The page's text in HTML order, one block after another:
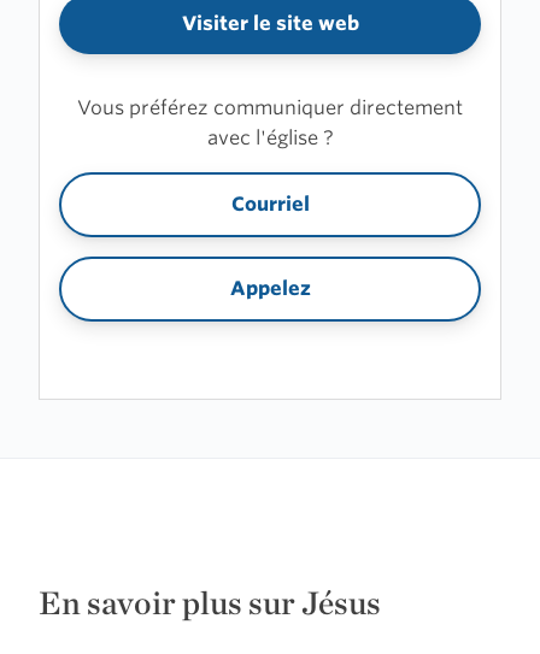
Visiter le site web
Vous préférez communiquer directement
avec l'église ?
Courriel
Appelez
En savoir plus sur Jésus